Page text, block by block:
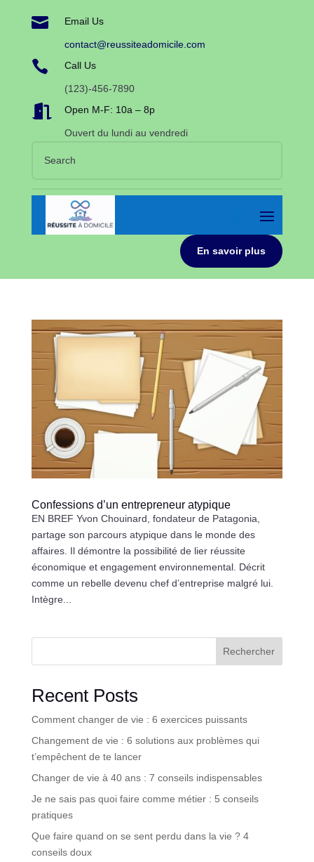
 Email Us
contact@reussiteadomicile.com
 Call Us
(123)-456-7890
 Open M-F: 10a – 8p
Ouvert du lundi au vendredi
En savoir plus
Confessions d’un entrepreneur atypique
EN BREF Yvon Chouinard, fondateur de Patagonia,
partage son parcours atypique dans le monde des
affaires. Il démontre la possibilité de lier réussite
économique et engagement environnemental. Décrit
comme un rebelle devenu chef d’entreprise malgré lui.
Intègre...
Rechercher
Recent Posts
Comment changer de vie : 6 exercices puissants
Changement de vie : 6 solutions aux problèmes qui
t’empêchent de te lancer
Changer de vie à 40 ans : 7 conseils indispensables
Je ne sais pas quoi faire comme métier : 5 conseils
pratiques
Que faire quand on se sent perdu dans la vie ? 4
conseils doux